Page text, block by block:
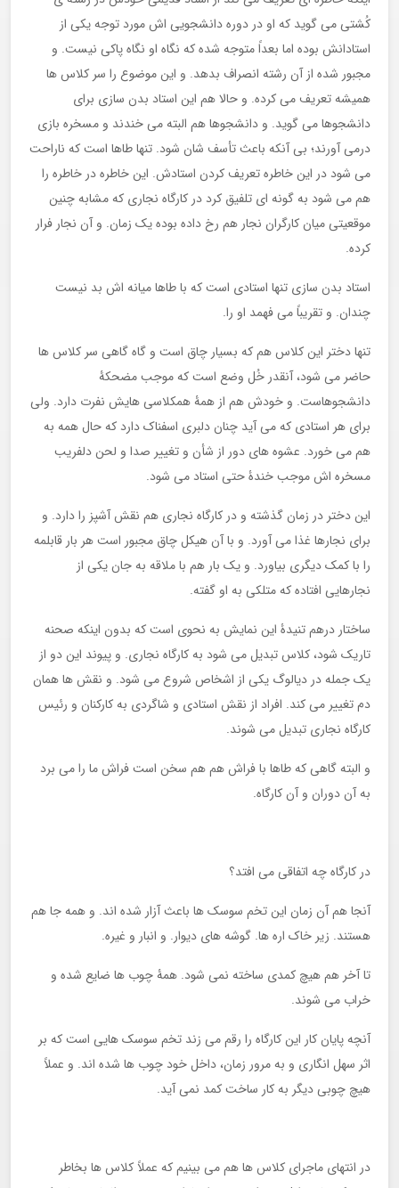
کُشتی می گوید که او در دوره دانشجویی اش مورد توجه یکی از
استادانش بوده اما بعداً متوجه شده که نگاه او نگاه پاکی نیست. و
مجبور شده از آن رشته انصراف بدهد. و این موضوع را سر کلاس ها
همیشه تعریف می کرده. و حالا هم این استاد بدن سازی برای
دانشجوها می گوید. و دانشجوها هم البته می خندند و مسخره بازی
درمی آورند؛ بی آنکه باعث تأسف شان شود. تنها طاها است که ناراحت
می شود در این خاطره تعریف کردن استادش. این خاطره در خاطره را
هم می شود به گونه ای تلفیق کرد در کارگاه نجاری که مشابه چنین
موقعیتی میان کارگران نجار هم رخ داده بوده یک زمان. و آن نجار فرار
کرده.
استاد بدن سازی تنها استادی است که با طاها میانه اش بد نیست
چندان. و تقریباً می فهمد او را.
تنها دختر این کلاس هم که بسیار چاق است و گاه گاهی سر کلاس ها
حاضر می شود، آنقدر خُل وضع است که موجب مضحکۀ
دانشجوهاست. و خودش هم از همۀ همکلاسی هایش نفرت دارد. ولی
برای هر استادی که می آید چنان دلبری اسفناک دارد که حال همه به
هم می خورد. عشوه های دور از شأن و تغییر صدا و لحن دلفریب
مسخره اش موجب خندۀ حتی استاد می شود.
این دختر در زمان گذشته و در کارگاه نجاری هم نقش آشپز را دارد. و
برای نجارها غذا می آورد. و با آن هیکل چاق مجبور است هر بار قابلمه
را با کمک دیگری بیاورد. و یک بار هم با ملاقه به جان یکی از
نجارهایی افتاده که متلکی به او گفته.
ساختار درهم تنیدۀ این نمایش به نحوی است که بدون اینکه صحنه
تاریک شود، کلاس تبدیل می شود به کارگاه نجاری. و پیوند این دو از
یک جمله در دیالوگ یکی از اشخاص شروع می شود. و نقش ها همان
دم تغییر می کند. افراد از نقش استادی و شاگردی به کارکنان و رئیس
کارگاه نجاری تبدیل می شوند.
و البته گاهی که طاها با فراش هم هم سخن است فراش ما را می برد
به آن دوران و آن کارگاه.
در کارگاه چه اتفاقی می افتد؟
آنجا هم آن زمان این تخم سوسک ها باعث آزار شده اند. و همه جا هم
هستند. زیر خاک اره ها. گوشه های دیوار. و انبار و غیره.
تا آخر هم هیچ کمدی ساخته نمی شود. همۀ چوب ها ضایع شده و
خراب می شوند.
آنچه پایان کار این کارگاه را رقم می زند تخم سوسک هایی است که بر
اثر سهل انگاری و به مرور زمان، داخل خود چوب ها شده اند. و عملاً
هیچ چوبی دیگر به کار ساخت کمد نمی آید.
در انتهای ماجرای کلاس ها هم می بینیم که عملاً کلاس ها بخاطر